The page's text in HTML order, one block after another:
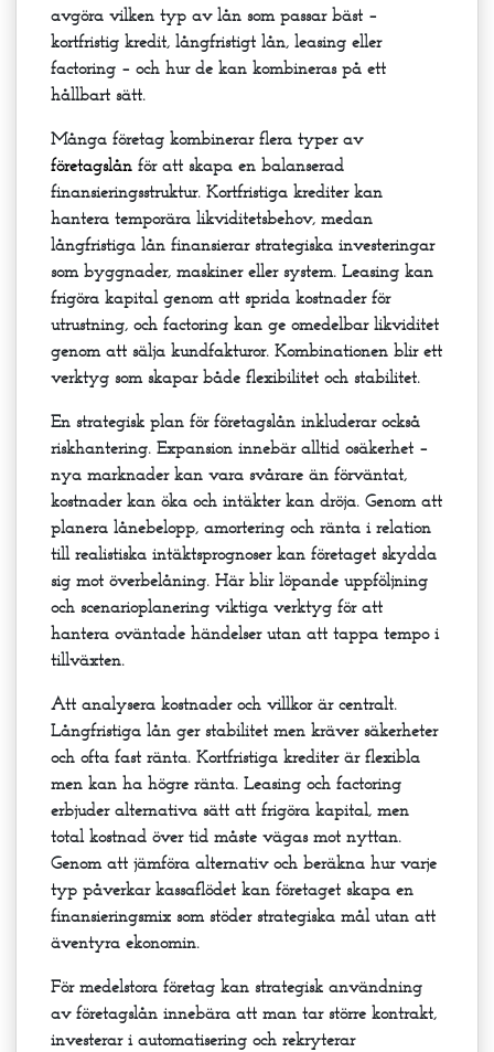
avgöra vilken typ av lån som passar bäst –
kortfristig kredit, långfristigt lån, leasing eller
factoring – och hur de kan kombineras på ett
hållbart sätt.
Många företag kombinerar flera typer av
företagslån för att skapa en balanserad
finansieringsstruktur. Kortfristiga krediter kan
hantera temporära likviditetsbehov, medan
långfristiga lån finansierar strategiska investeringar
som byggnader, maskiner eller system. Leasing kan
frigöra kapital genom att sprida kostnader för
utrustning, och factoring kan ge omedelbar likviditet
genom att sälja kundfakturor. Kombinationen blir ett
verktyg som skapar både flexibilitet och stabilitet.
En strategisk plan för företagslån inkluderar också
riskhantering. Expansion innebär alltid osäkerhet –
nya marknader kan vara svårare än förväntat,
kostnader kan öka och intäkter kan dröja. Genom att
planera lånebelopp, amortering och ränta i relation
till realistiska intäktsprognoser kan företaget skydda
sig mot överbelåning. Här blir löpande uppföljning
och scenarioplanering viktiga verktyg för att
hantera oväntade händelser utan att tappa tempo i
tillväxten.
Att analysera kostnader och villkor är centralt.
Långfristiga lån ger stabilitet men kräver säkerheter
och ofta fast ränta. Kortfristiga krediter är flexibla
men kan ha högre ränta. Leasing och factoring
erbjuder alternativa sätt att frigöra kapital, men
total kostnad över tid måste vägas mot nyttan.
Genom att jämföra alternativ och beräkna hur varje
typ påverkar kassaflödet kan företaget skapa en
finansieringsmix som stöder strategiska mål utan att
äventyra ekonomin.
För medelstora företag kan strategisk användning
av företagslån innebära att man tar större kontrakt,
investerar i automatisering och rekryterar